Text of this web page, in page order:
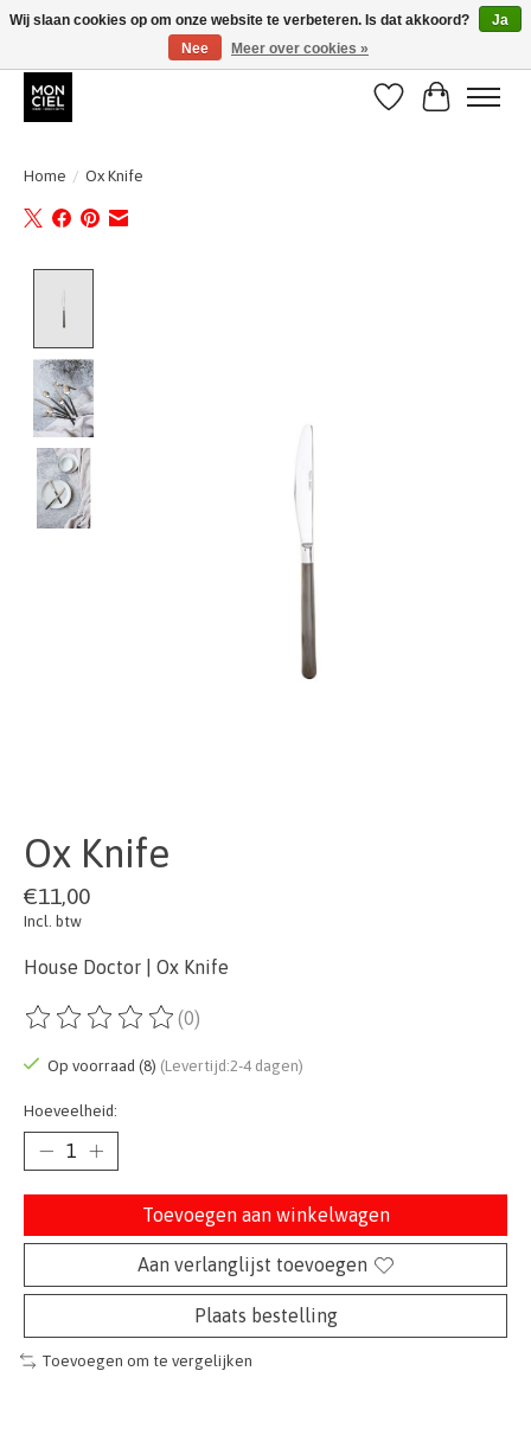
BE + NL : GRATIS VERZENDING van 31/07 t;e.m. 17/8
Verlanglijst
Home / Ox Knife
Ox Knife
€11,00
Incl. btw
House Doctor | Ox Knife
De beoordeling van dit product is
(0)
Op voorraad (8) (Levertijd:2-4 dagen)
Hoeveelheid:
Toevoegen aan winkelwagen
Aan verlanglijst toevoegen
Plaats bestelling
Toevoegen om te vergelijken
Wij slaan cookies op om onze website te verbeteren. Is dat akkoord?
Ja
Nee
Meer over cookies »